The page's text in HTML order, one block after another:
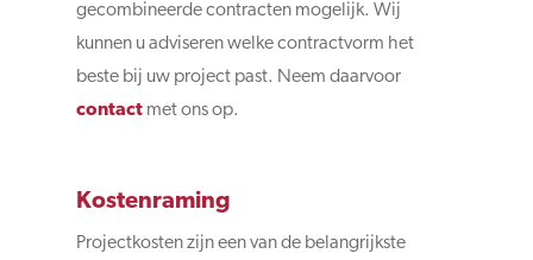
gecombineerde contracten mogelijk. Wij
kunnen u adviseren welke contractvorm het
beste bij uw project past. Neem daarvoor
contact met ons op.
Kostenraming
Projectkosten zijn een van de belangrijkste